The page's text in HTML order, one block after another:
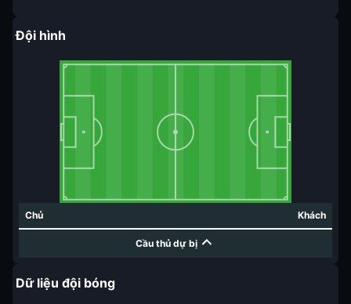
Đội hình
Chủ Khách
Cầu thủ dự bị
Dữ liệu đội bóng